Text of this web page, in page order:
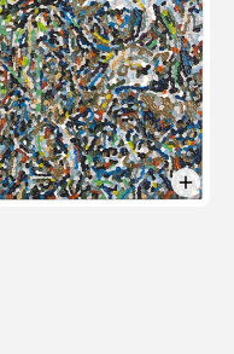
他の方法- | 大阪府
FLAG STUDIO,
東京
イギリス